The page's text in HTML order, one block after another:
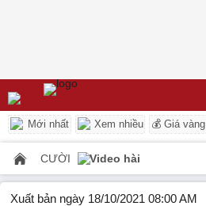
Mới nhất Xem nhiều 💰 Giá vàng
CƯỜI Video hài
Xuất bản ngày 18/10/2021 08:00 AM